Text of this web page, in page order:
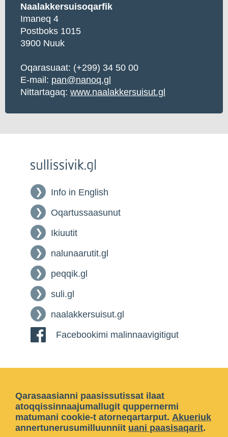
Naalakkersuisoqarfik
Imaneq 4
Postboks 1015
3900 Nuuk
Oqarasuaat: (+299) 34 50 00
E-mail: pan@nanoq.gl
Nittartagaq: www.naalakkersuisut.gl
Info in English
Oqartussaasunut
Ikiuutit
nalunaarutit.gl
peqqik.gl
suli.gl
naalakkersuisut.gl
Facebookimi malinnaavigitigut
Qarasaasianni paasissutissat ilaat
atoqqissinnaajumallugit quppernermi
matumani cookie-t atorneqartarput. Akueriuk
annertunerusumilluunniit uani paasisaqarit.